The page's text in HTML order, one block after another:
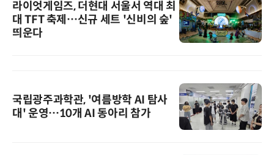
라이엇게임즈, 더현대 서울서 역대 최
대 TFT 축제…신규 세트 '신비의 숲'
띄운다
국립광주과학관, '여름방학 AI 탐사
대' 운영…10개 AI 동아리 참가